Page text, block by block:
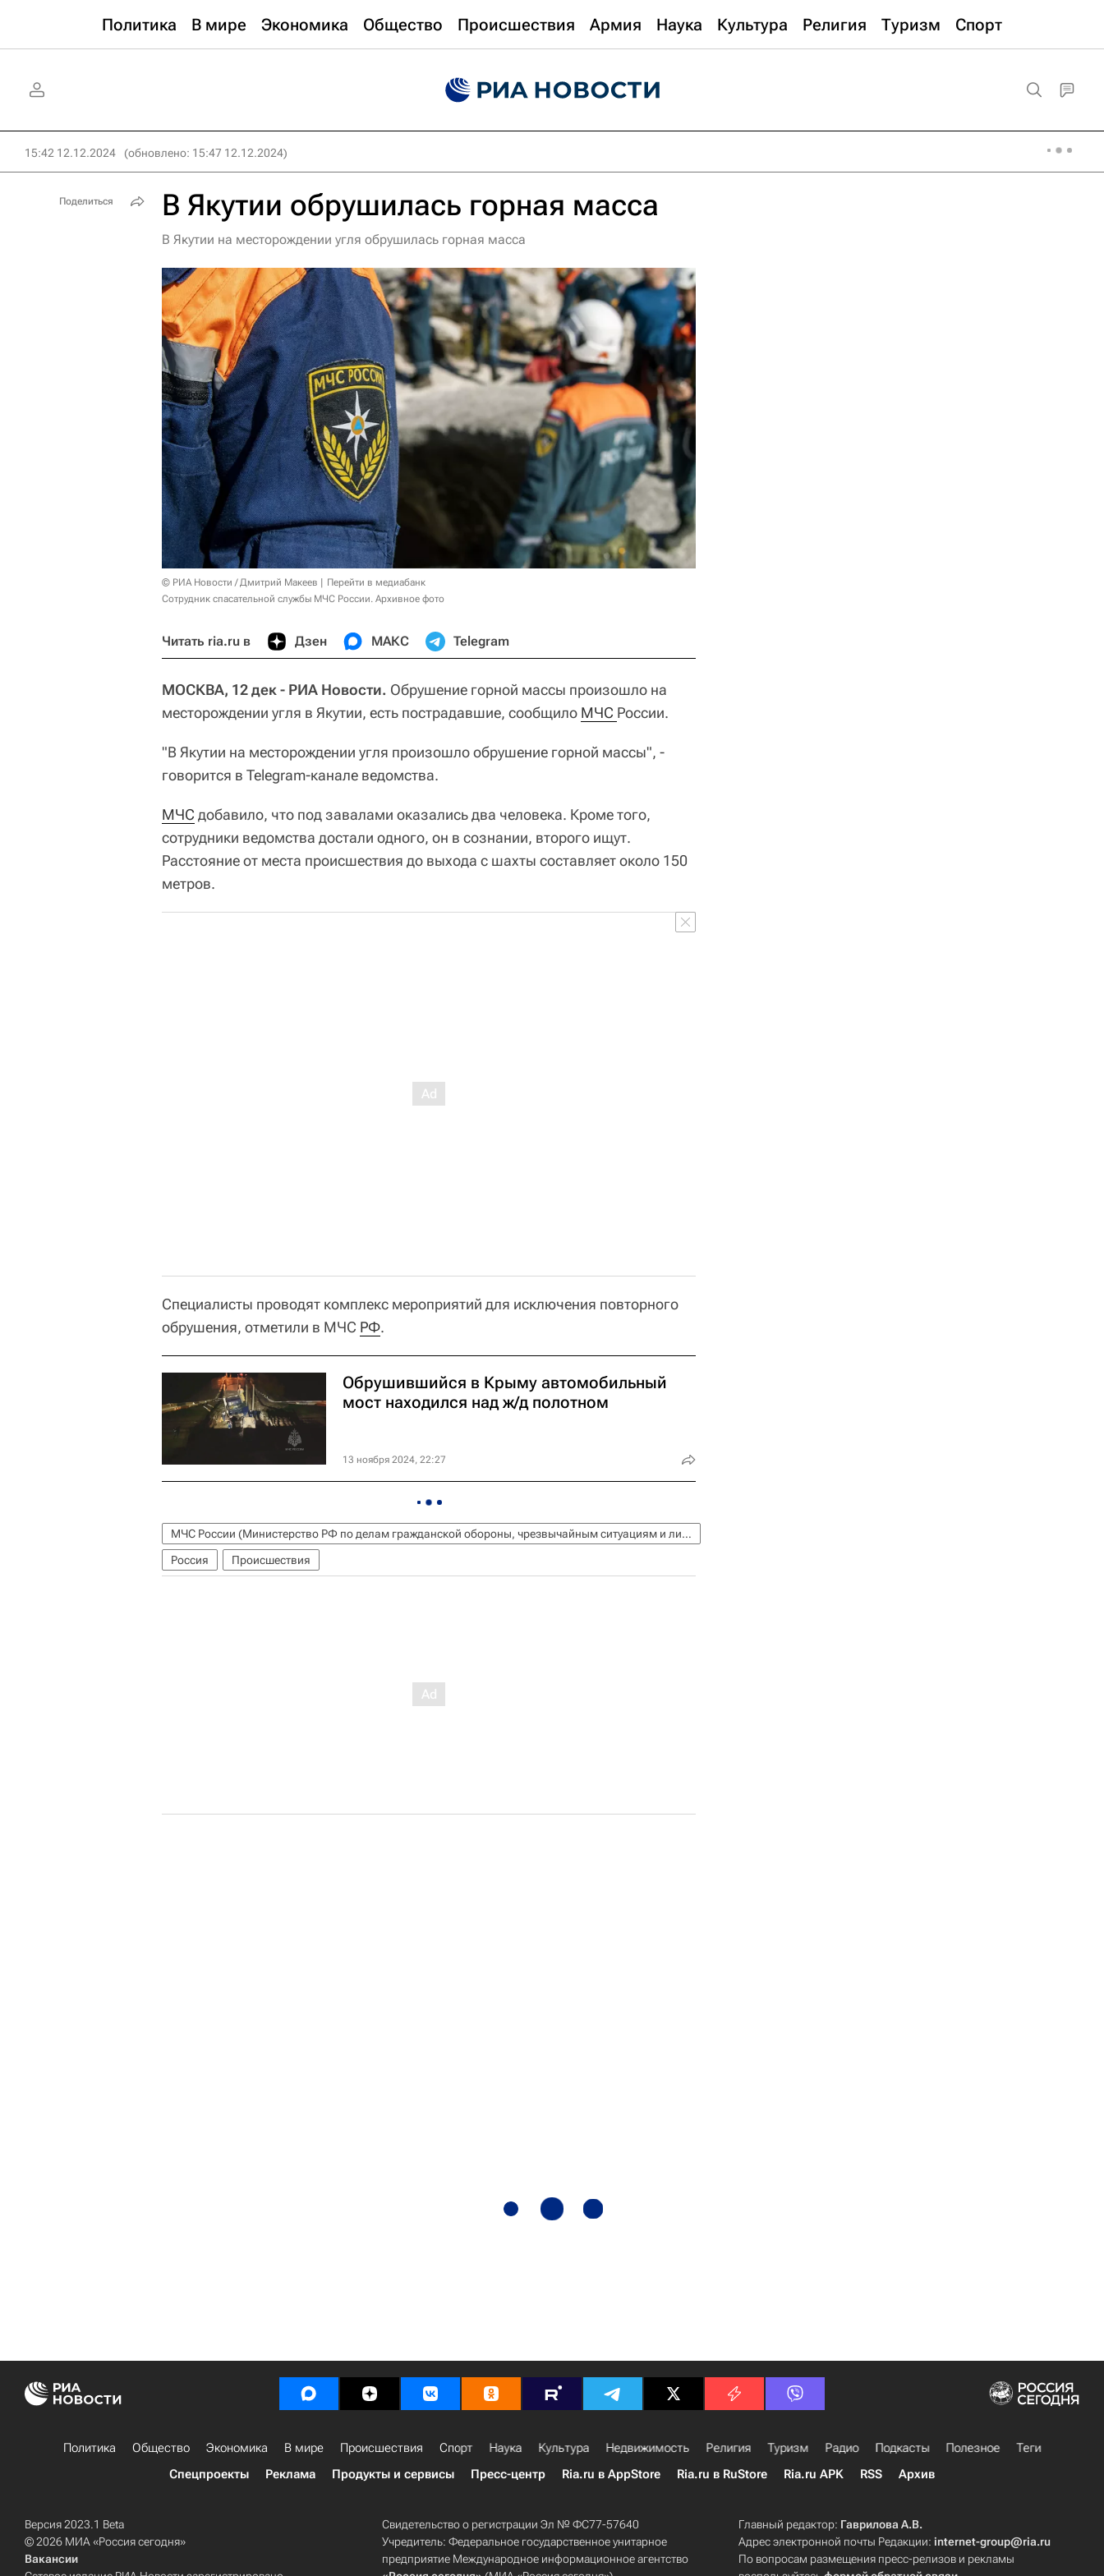
Политика В мире Экономика Общество Происшествия Армия Наука Культура Религия Туризм Спорт
15:42 12.12.2024 (обновлено: 15:47 12.12.2024)
В Якутии обрушилась горная масса
В Якутии на месторождении угля обрушилась горная масса
© РИА Новости / Дмитрий Макеев
Перейти в медиабанк
Сотрудник спасательной службы МЧС России. Архивное фото
Читать ria.ru в Дзен МАКС Telegram
МОСКВА, 12 дек - РИА Новости. Обрушение горной массы произошло на
месторождении угля в Якутии, есть пострадавшие, сообщило МЧС России.
"В Якутии на месторождении угля произошло обрушение горной массы", -
говорится в Telegram-канале ведомства.
МЧС добавило, что под завалами оказались два человека. Кроме того,
сотрудники ведомства достали одного, он в сознании, второго ищут.
Расстояние от места происшествия до выхода с шахты составляет около 150
метров.
Специалисты проводят комплекс мероприятий для исключения повторного
обрушения, отметили в МЧС РФ.
Обрушившийся в Крыму автомобильный
мост находился над ж/д полотном
13 ноября 2024, 22:27
МЧС России (Министерство РФ по делам гражданской обороны, чрезвычайным ситуациям и ликвидации последствий стихийных бедствий)
Россия
Происшествия
Поделиться
Политика Общество Экономика В мире Происшествия Спорт Наука Культура Недвижимость Религия Туризм Радио Подкасты Полезное
Теги
Спецпроекты
Реклама Продукты и сервисы Пресс-центр Ria.ru в AppStore Ria.ru в RuStore Ria.ru APK RSS Архив
Версия 2023.1 Beta
© 2026 МИА «Россия сегодня»
Вакансии
Свидетельство о регистрации Эл № ФС77-57640
Учредитель: Федеральное государственное унитарное
предприятие Международное информационное агентство
Главный редактор: Гаврилова А.В.
Адрес электронной почты Редакции:internet-group@ria.ru
По вопросам размещения пресс-релизов и рекламы